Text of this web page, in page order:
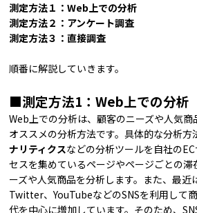
測定方法１：Web上での分析
測定方法２：アンケート調査
測定方法３：直接調査
順番に解説していきます。
■測定方法1：Web上での分析
Web上での分析は、顧客のニーズや人気商
オススメの分析方法です。具体的な分析方
ナリティクスなどの分析ツールを自社の
セスを集めているページやページごとの
ーズや人気商品を分析します。また、最
Twitter、YouTubeなどのSNSを利用して
代を中心に増加しています。そのため、